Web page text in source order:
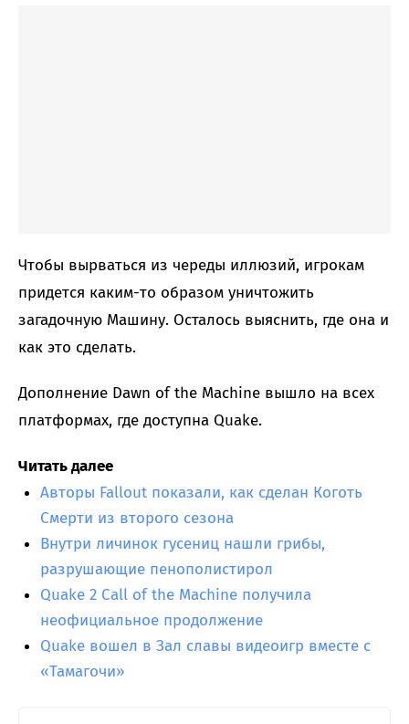
Чтобы вырваться из череды иллюзий, игрокам
придется каким-то образом уничтожить
загадочную Машину. Осталось выяснить, где она и
как это сделать.
Дополнение Dawn of the Machine вышло на всех
платформах, где доступна Quake.
Читать далее
Авторы Fallout показали, как сделан Коготь
Смерти из второго сезона
Внутри личинок гусениц нашли грибы,
разрушающие пенополистирол
Quake 2 Call of the Machine получила
неофициальное продолжение
Quake вошел в Зал славы видеоигр вместе с
«Тамагочи»